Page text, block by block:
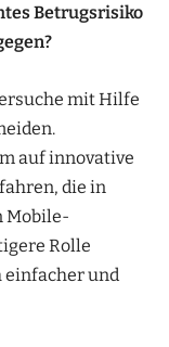
Betrugsrisiko
mit Hilfe
auf innovative
die in
Mobile-
Rolle
einfacher und